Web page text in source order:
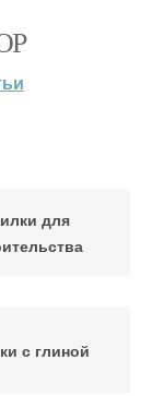
для
с глиной